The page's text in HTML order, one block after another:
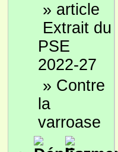
»
Extrait du
PSE
2022-27
» Contre
la
varroase